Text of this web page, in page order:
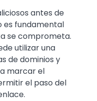
antes de
es fundamental
se comprometa.
utilizar una
de dominios y
marcar el
el paso del